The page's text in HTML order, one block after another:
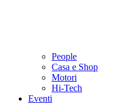
People
Casa e Shop
Motori
Hi-Tech
Eventi